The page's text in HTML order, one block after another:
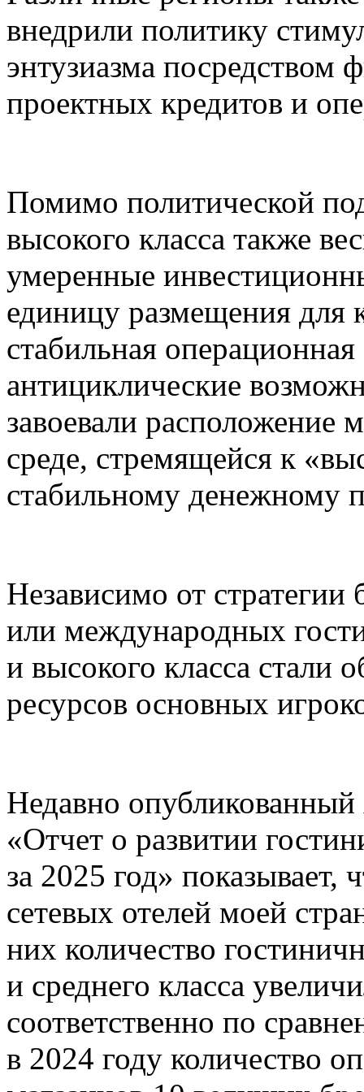
внедрили политику
энтузиазма посредством
проектных кредитов и
Помимо политической
высокого класса также
умеренные
единицу размещения для
стабильная
антициклические
завоевали расположение
среде, стремящейся к
стабильному денежному
Независимо от
или международных
и высокого класса стали
ресурсов основных
Недавно
«Отчет о развитии
за 2025 год»
сетевых отелей моей
них количество
и среднего класса
соответственно по
в 2024 году количество